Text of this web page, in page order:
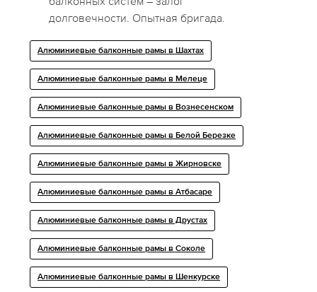
долговечности. Опытная бригада.
Алюминиевые балконные рамы в Шахтах
Алюминиевые балконные рамы в Мелеце
Алюминиевые балконные рамы в Вознесенском
Алюминиевые балконные рамы в Белой Березке
Алюминиевые балконные рамы в Жирновске
Алюминиевые балконные рамы в Атбасаре
Алюминиевые балконные рамы в Друстах
Алюминиевые балконные рамы в Соколе
Алюминиевые балконные рамы в Шенкурске